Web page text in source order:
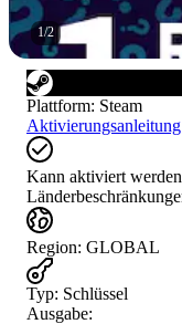
1/2
Plattform: Steam
Aktivierungsanleitung
Kann aktiviert
Region: GLOBAL
Typ: Schlüssel
Ausgabe: